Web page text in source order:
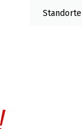
Standorte